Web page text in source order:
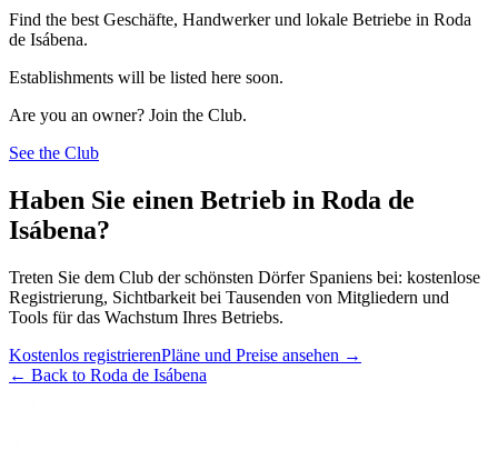
Find the best Geschäfte, Handwerker und lokale Betriebe in Roda
de Isábena.
Establishments will be listed here soon.
Are you an owner? Join the Club.
See the Club
Haben Sie einen Betrieb in Roda de
Isábena?
Treten Sie dem Club der schönsten Dörfer Spaniens bei: kostenlose
Registrierung, Sichtbarkeit bei Tausenden von Mitgliedern und
Tools für das Wachstum Ihres Betriebs.
Kostenlos registrierenPläne und Preise ansehen →
← Back to Roda de Isábena